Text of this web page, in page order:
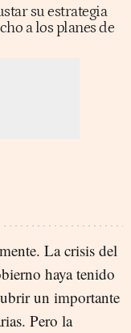
su estrategia
a los planes de
La crisis del
haya tenido
un importante
Pero la